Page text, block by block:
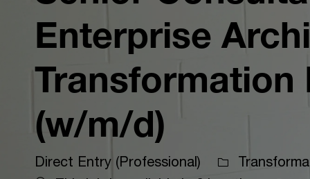
Enterprise
Transformation
(w/m/d)
Direct Entry (Professional)